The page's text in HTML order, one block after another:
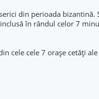
din perioada bizantină.
în rândul celor 7
cele cele 7 orașe cetăți